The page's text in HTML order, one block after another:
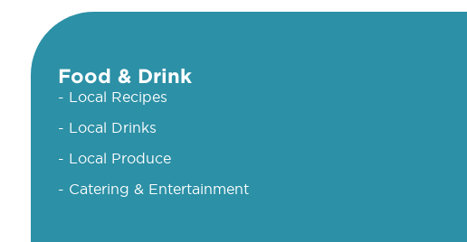
Food & Drink
- Local Recipes
- Local Drinks
- Local Produce
- Catering & Entertainment